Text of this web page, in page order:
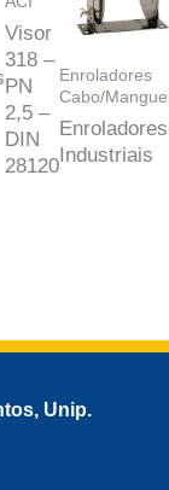
Visor
318 –
PN
2,5 –
DIN
28120
Enroladores
Cabo/
Enroladores
Industriais
Unip.